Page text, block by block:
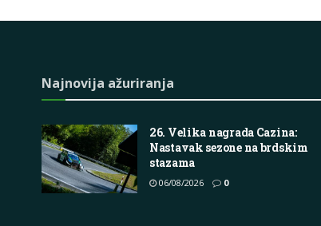
Najnovija ažuriranja
26. Velika nagrada Cazina:
Nastavak sezone na brdskim
stazama
06/08/2026 0